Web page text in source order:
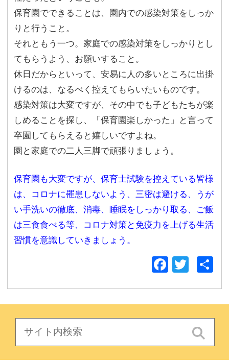
保育園でできることは、園内での感染対策をしっか
りと行うこと。
それともう一つ。家庭での感染対策をしっかりとし
てもらうよう、お願いすること。
休日だからといって、安易に人の多いところに出掛
けるのは、なるべく控えてもらいたいものです。
感染対策は大変ですが、その中でも子どもたちが楽
しめることを探し、「保育園楽しかった」と言って
卒園してもらえると嬉しいですよね。
園と家庭での二人三脚で頑張りましょう。
保育園も大変ですが、保育士試験を控えている皆様
は、コロナに罹患しないよう、三密は避ける、うが
い手洗いの徹底、消毒、睡眠をしっかり取る、ご飯
は三食食べる等、コロナ対策と免疫力を上げる生活
習慣を意識していきましょう。
共